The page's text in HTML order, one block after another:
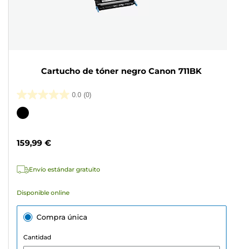
Cartucho de tóner negro Canon 711BK
0.0 (0)
0.0
de
Cartucho
159,99 €
Envío estándar gratuito
Disponible online
Compra única
Cantidad